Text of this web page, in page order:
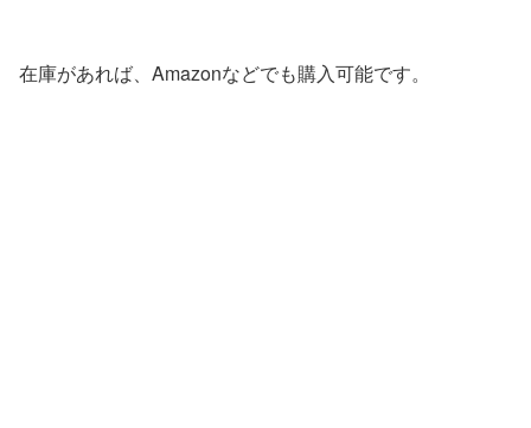
在庫があれば、Amazonなどでも購入可能です。